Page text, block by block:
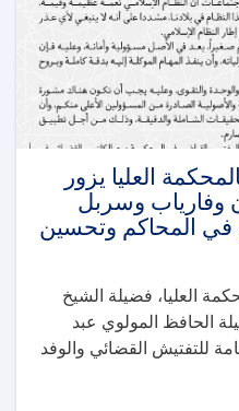
العليا يزور
وفارياب وسربل
في المحاكم وتحسين
العليا، فضيلة الشيخ
الحافظ المولوي عبد
للتفتيش القضائي والوفد